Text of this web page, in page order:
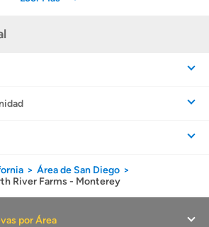
elaborate trail system is woven into the
Área de San Diego
River Farms - Monterey
por Área